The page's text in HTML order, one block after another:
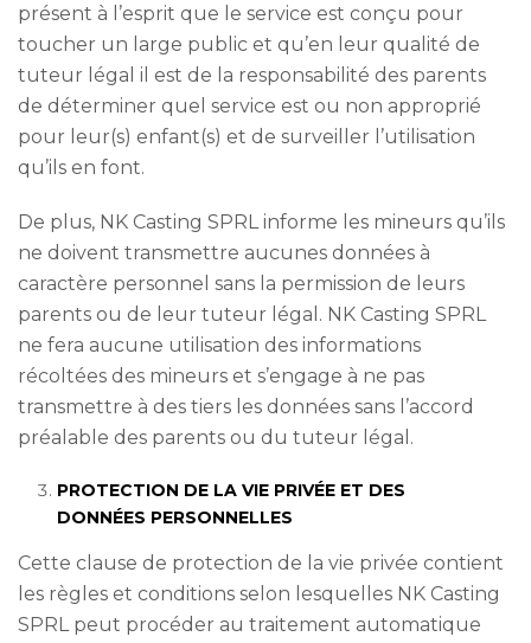
présent à l’esprit que le service est conçu pour
toucher un large public et qu’en leur qualité de
tuteur légal il est de la responsabilité des parents
de déterminer quel service est ou non approprié
pour leur(s) enfant(s) et de surveiller l’utilisation
qu’ils en font.
De plus, NK Casting SPRL informe les mineurs qu’ils
ne doivent transmettre aucunes données à
caractère personnel sans la permission de leurs
parents ou de leur tuteur légal. NK Casting SPRL
ne fera aucune utilisation des informations
récoltées des mineurs et s’engage à ne pas
transmettre à des tiers les données sans l’accord
préalable des parents ou du tuteur légal.
PROTECTION DE LA VIE PRIVÉE ET DES
DONNÉES PERSONNELLES
Cette clause de protection de la vie privée contient
les règles et conditions selon lesquelles NK Casting
SPRL peut procéder au traitement automatique